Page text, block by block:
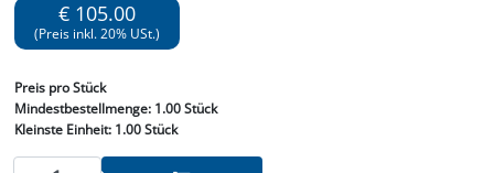
€ 105.00
(Preis inkl. 20% USt.)
Preis pro Stück
Mindestbestellmenge: 1.00 Stück
Kleinste Einheit:1.00 Stück